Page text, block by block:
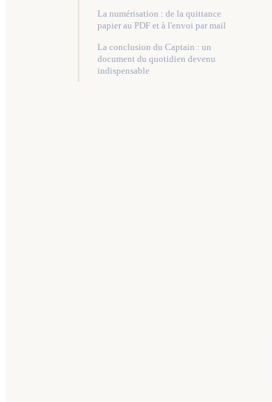
La numérisation : de la quittance
papier au PDF et à l'envoi par mail
La conclusion du Captain : un
document du quotidien devenu
indispensable